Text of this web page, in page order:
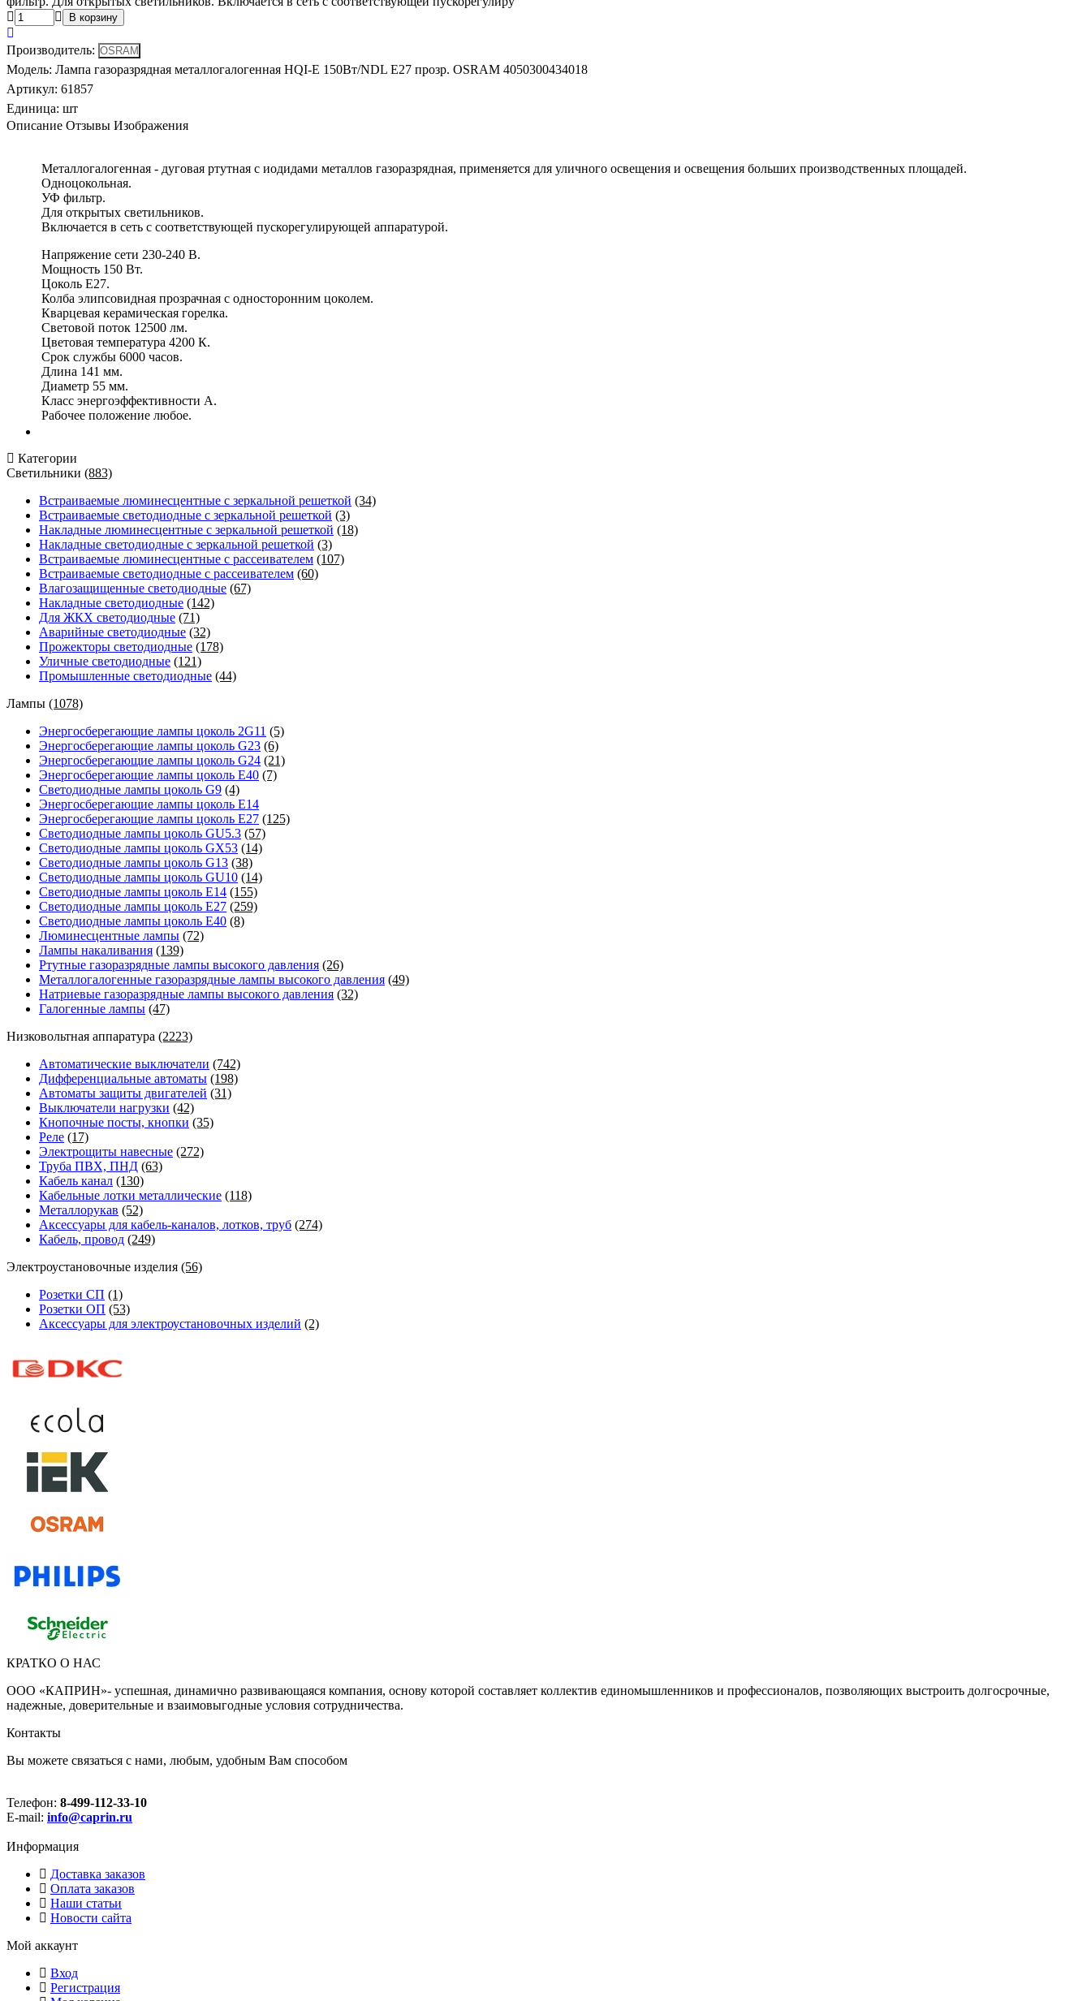
Производитель:
Модель: Лампа газоразрядная металлогалогенная HQI-E 150Вт/NDL E27 прозр. OSRAM 4050300434018
Артикул: 61857
Единица: шт
Описание Отзывы Изображения
Металлогалогенная - дуговая ртутная с иодидами металлов газоразрядная, применяется для уличного освещения и освещения больших производственных площадей.
Одноцокольная.
УФ фильтр.
Для открытых светильников.
Включается в сеть с соответствующей пускорегулирующей аппаратурой.
Напряжение сети 230-240 В.
Мощность 150 Вт.
Цоколь Е27.
Колба элипсовидная прозрачная с односторонним цоколем.
Кварцевая керамическая горелка.
Световой поток 12500 лм.
Цветовая температура 4200 К.
Срок службы 6000 часов.
Длина 141 мм.
Диаметр 55 мм.
Класс энергоэффективности А.
Рабочее положение любое.
Категории
Светильники (883)
Встраиваемые люминесцентные с зеркальной решеткой (34)
Встраиваемые светодиодные с зеркальной решеткой (3)
Накладные люминесцентные с зеркальной решеткой (18)
Накладные светодиодные с зеркальной решеткой (3)
Встраиваемые люминесцентные с рассеивателем (107)
Встраиваемые светодиодные с рассеивателем (60)
Влагозащищенные светодиодные (67)
Накладные светодиодные (142)
Для ЖКХ светодиодные (71)
Аварийные светодиодные (32)
Прожекторы светодиодные (178)
Уличные светодиодные (121)
Промышленные светодиодные (44)
Лампы (1078)
Энергосберегающие лампы цоколь 2G11 (5)
Энергосберегающие лампы цоколь G23 (6)
Энергосберегающие лампы цоколь G24 (21)
Энергосберегающие лампы цоколь Е40 (7)
Светодиодные лампы цоколь G9 (4)
Энергосберегающие лампы цоколь Е14
Энергосберегающие лампы цоколь Е27 (125)
Светодиодные лампы цоколь GU5.3 (57)
Светодиодные лампы цоколь GX53 (14)
Светодиодные лампы цоколь G13 (38)
Светодиодные лампы цоколь GU10 (14)
Светодиодные лампы цоколь E14 (155)
Светодиодные лампы цоколь E27 (259)
Светодиодные лампы цоколь E40 (8)
Люминесцентные лампы (72)
Лампы накаливания (139)
Ртутные газоразрядные лампы высокого давления (26)
Металлогалогенные газоразрядные лампы высокого давления (49)
Натриевые газоразрядные лампы высокого давления (32)
Галогенные лампы (47)
Низковольтная аппаратура (2223)
Автоматические выключатели (742)
Дифференциальные автоматы (198)
Автоматы защиты двигателей (31)
Выключатели нагрузки (42)
Кнопочные посты, кнопки (35)
Реле (17)
Электрощиты навесные (272)
Труба ПВХ, ПНД (63)
Кабель канал (130)
Кабельные лотки металлические (118)
Металлорукав (52)
Аксессуары для кабель-каналов, лотков, труб (274)
Кабель, провод (249)
Электроустановочные изделия (56)
Розетки СП (1)
Розетки ОП (53)
Аксессуары для электроустановочных изделий (2)
КРАТКО О НАС
ООО «КАПРИН»- успешная, динамично развивающаяся компания, основу которой составляет коллектив единомышленников и профессионалов, позволяющих выстроить долгосрочные,
надежные, доверительные и взаимовыгодные условия сотрудничества.
Контакты
Вы можете связаться с нами, любым, удобным Вам способом
Телефон: 8-499-112-33-10
E-mail: info@caprin.ru
Информация
Доставка заказов
Оплата заказов
Наши статьи
Новости сайта
Мой аккаунт
Вход
Регистрация